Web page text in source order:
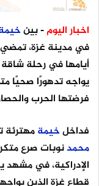
اخبار اليوم- بين
في مدينة غزة، تمضي
أيامها في رحلة
يواجه تدهورًا صحيًا
فرضتها الحرب
فداخلخيمةمهترئة
محمدنوبات صرع
الإدراكية، في مشهد
قطاع غزة الذين